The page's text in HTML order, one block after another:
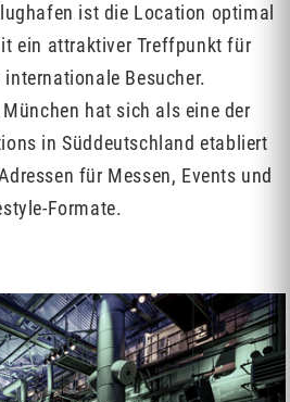
ist die Location optimal
ein attraktiver Treffpunkt für
Besucher.
München hat sich als eine der
in Süddeutschland etabliert
für Messen, Events und
Formate.